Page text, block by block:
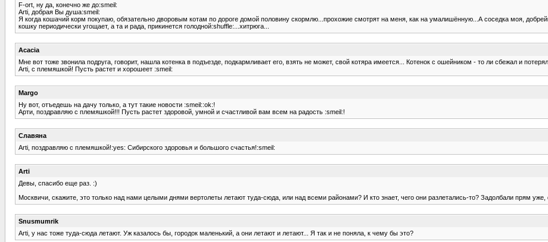
F-ort, ну да, конечно же до:smeil:
Arti, добрая Вы душа:smeil:
Я когда кошачий корм покупаю, обязательно дворовым котам по дороге домой половину скормлю...прохожие смотрят на меня, как на умалишённую...А соседка моя,
кошку периодически угощает, а та и рада, прикинется голодной:shuffle:...хитрюга...
Acacia
Мне вот тоже звонила подруга, говорит, нашла котенка в подъезде, подкармливает его, взять не может, свой котяра имеется... Котенок с ошейником - то ли сбежал и
Arti, с племяшкой! Пусть растет и хорошеет :smeil:
Margo
Ну вот, отъедешь на дачу только, а тут такие новости :smeil::ok:!
Арти, поздравляю с племяшкой!!! Пусть растет здоровой, умной и счастливой вам всем на радость :smeil:!
Славяна
Arti, поздравляю с племяшкой!:yes: Сибирского здоровья и большого счастья!:smeil:
Arti
Девы, спасибо еще раз. :)
Москвичи, скажите, это только над нами целыми днями вертолеты летают туда-сюда, или над всеми районами? И кто знает, чего они разлетались-то? Задолбали прям уже,
Snusmumrik
Arti, у нас тоже туда-сюда летают. Уж казалось бы, городок маленький, а они летают и летают... Я так и не поняла, к чему бы это?